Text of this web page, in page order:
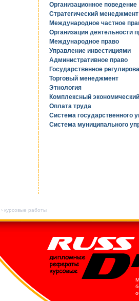
Организационное поведение
Стратегический менеджмент
Международное частное
Организация деятельности
Международное право
Управление инвестициями
Административное право
Государственное
Торговый менеджмент
Этнология
Комплексный
Оплата труда
Система государственного
Система муниципального
› курсовые работы